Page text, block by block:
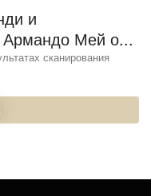
и
Армандо Мей о...
сканирования